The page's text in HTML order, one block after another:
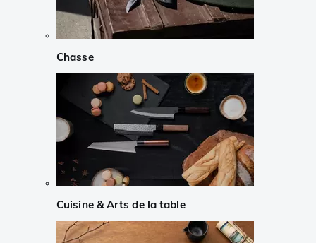
Chasse
Cuisine & Arts de la table